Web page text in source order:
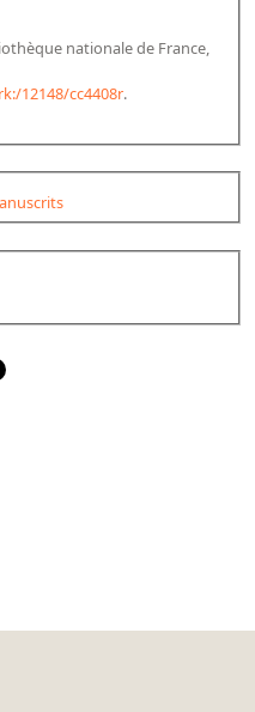
nationale de France,
12148/cc4408r.